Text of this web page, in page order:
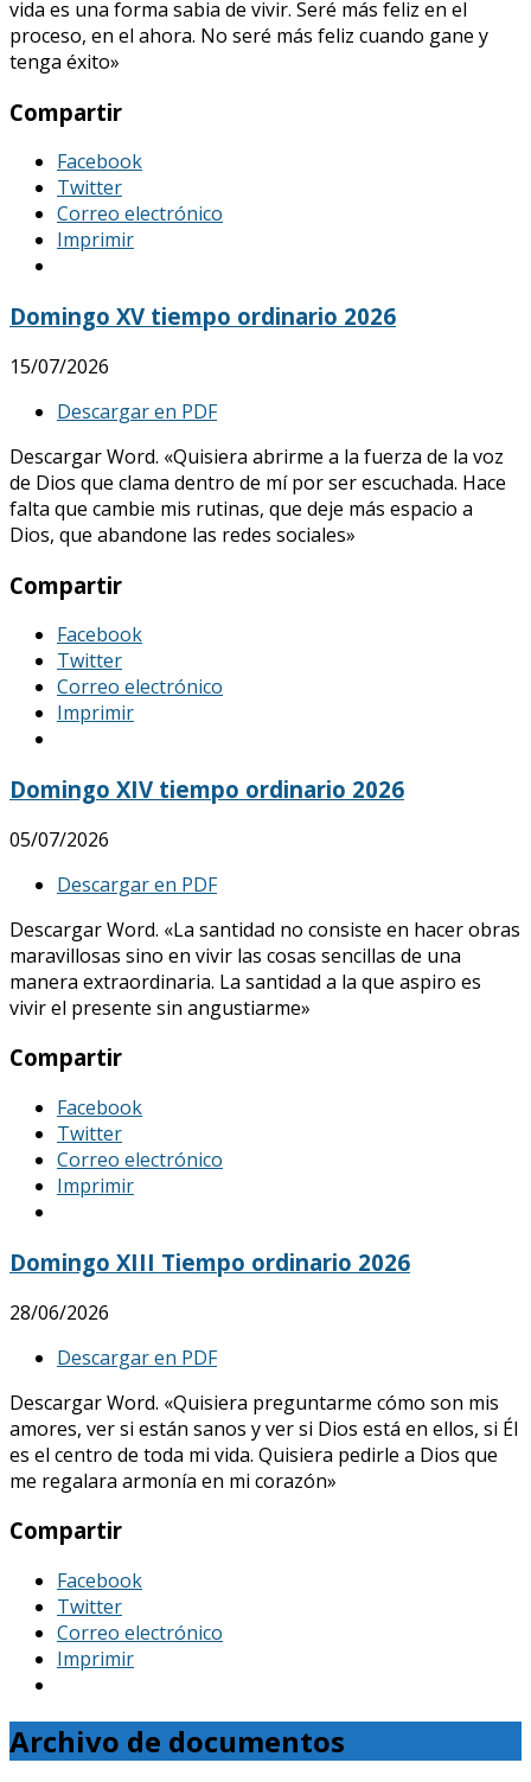
vida es una forma sabia de vivir. Seré más feliz en el
proceso, en el ahora. No seré más feliz cuando gane y
tenga éxito»
Compartir
Facebook
Twitter
Correo electrónico
Imprimir
Domingo XV tiempo ordinario 2026
15/07/2026
Descargar en PDF
Descargar Word. «Quisiera abrirme a la fuerza de la voz
de Dios que clama dentro de mí por ser escuchada. Hace
falta que cambie mis rutinas, que deje más espacio a
Dios, que abandone las redes sociales»
Compartir
Facebook
Twitter
Correo electrónico
Imprimir
Domingo XIV tiempo ordinario 2026
05/07/2026
Descargar en PDF
Descargar Word. «La santidad no consiste en hacer obras
maravillosas sino en vivir las cosas sencillas de una
manera extraordinaria. La santidad a la que aspiro es
vivir el presente sin angustiarme»
Compartir
Facebook
Twitter
Correo electrónico
Imprimir
Domingo XIII Tiempo ordinario 2026
28/06/2026
Descargar en PDF
Descargar Word. «Quisiera preguntarme cómo son mis
amores, ver si están sanos y ver si Dios está en ellos, si Él
es el centro de toda mi vida. Quisiera pedirle a Dios que
me regalara armonía en mi corazón»
Compartir
Facebook
Twitter
Correo electrónico
Imprimir
Archivo de documentos